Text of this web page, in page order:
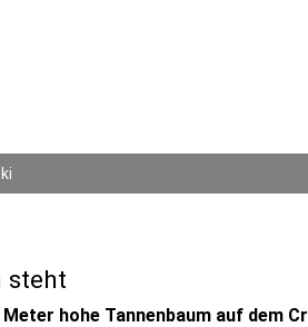
steht
hohe Tannenbaum auf dem